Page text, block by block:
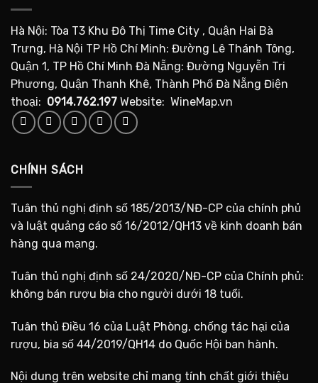
Hà Nội: Tòa T3 Khu Đô Thị Time City , Quận Hai Bà
Trưng, Hà Nội TP Hồ Chí Minh: Đường Lê Thánh Tông,
Quận 1, TP Hồ Chí Minh Đà Nẵng: Đường Nguyễn Tri
Phương, Quận Thanh Khê, Thành Phố Đà Nẵng Điện
thoại: 0914.762.197 Website: WineMap.vn
CHÍNH SÁCH
Tuân thủ nghị định số 185/2013/NĐ-CP của chính phủ
và luật quảng cáo số 16/2012/QH13 về kinh doanh bán
hàng qua mạng.
Tuân thủ nghị định số 24/2020/NĐ-CP của Chính phủ:
không bán rượu bia cho người dưới 18 tuổi.
Tuân thủ Điều 16 của Luật Phòng, chống tác hại của
rượu, bia số 44/2019/QH14 do Quốc Hội ban hành.
Nội dung trên website chỉ mang tính chất giới thiệu